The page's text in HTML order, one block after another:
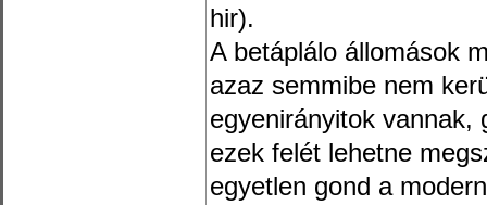
hir).
A betáplálo állomások
azaz semmibe nem
egyenirányitok vannak,
ezek felét lehetne
egyetlen gond a